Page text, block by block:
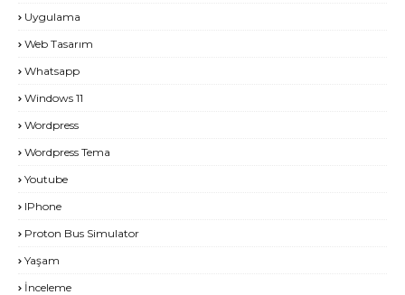
Uygulama
Web Tasarım
Whatsapp
Windows 11
Wordpress
Wordpress Tema
Youtube
IPhone
Proton Bus Simulator
Yaşam
İnceleme